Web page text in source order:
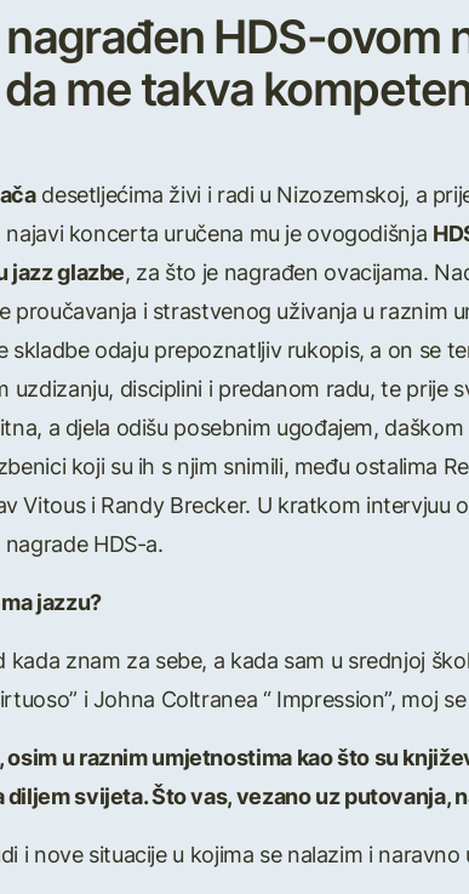
HDS-ovom
me takva
desetljećima živi i radi u Nizozemskoj, a
koncerta uručena mu je ovogodišnja
jazz glazbe, za što je nagrađen ovacijama.
proučavanja i strastvenog uživanja u raznim
odaju prepoznatljiv rukopis, a on se
uzdizanju, disciplini i predanom radu, te prije
a djela odišu posebnim ugođajem,
koji su ih s njim snimili, među ostalima
Vitous i Randy Brecker. U kratkom intervjuu
HDS-a.
jazzu?
kada znam za sebe, a kada sam u srednjoj
i Johna Coltranea “ Impression”, moj
osim u raznim umjetnostima kao što su
svijeta. Što vas, vezano uz putovanja,
i nove situacije u kojima se nalazim i